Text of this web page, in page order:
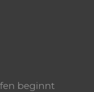
beginnt